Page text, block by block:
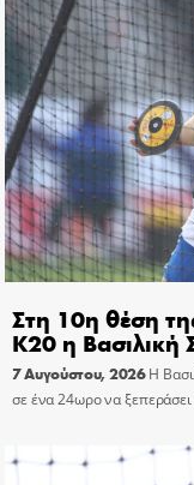
Στη 10η θέση
Κ20 η Βασιλική
7 Αυγούστου, 2026 Η
σε ένα 24ωρο να